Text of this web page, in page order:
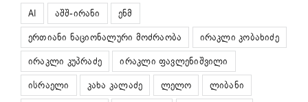
AI აშშ-ირანი
ენმ
ერთიანი ნაციონალური მოძრაობა
ირაკლი კობახიძე
ირაკლი კუპრაძე
ირაკლი ფავლენიშვილი
ისრაელი
კახა კალაძე ლელო
ლიბანი